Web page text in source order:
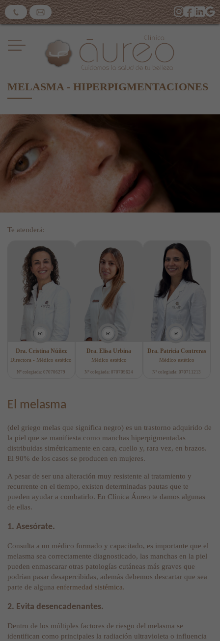
MELASMA - HIPERPIGMENTACIONES
Te atenderá:
Dra. Cristina Núñez
Directora - Médico estético
Nº colegiada: 070706279
Dra. Elisa Urbina
Médico estético
Nº colegiada: 070709624
Dra. Patricia Contreras
Médico estético
Nº colegiada: 070711213
El melasma
(del griego melas que significa negro) es un trastorno adquirido de
la piel que se manifiesta como manchas hiperpigmentadas
distribuidas simétricamente en cara, cuello y, rara vez, en brazos.
El 90% de los casos se producen en mujeres.
A pesar de ser una alteración muy resistente al tratamiento y
recurrente en el tiempo, existen determinadas pautas que te
pueden ayudar a combatirlo. En Clínica Áureo te damos algunas
de ellas.
1. Asesórate.
Consulta a un médico formado y capacitado, es importante que el
melasma sea correctamente diagnosticado, las manchas en la piel
pueden enmascarar otras patologías cutáneas más graves que
podrían pasar desapercibidas, además debemos descartar que sea
parte de alguna enfermedad sistémica.
2. Evita desencadenantes.
Dentro de los múltiples factores de riesgo del melasma se
identifican como principales la radiación ultravioleta o influencia